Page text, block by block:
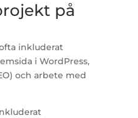
på
inkluderat
i WordPress,
och arbete med